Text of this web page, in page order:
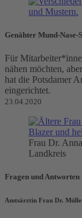
Genähter Mund-Nase-
Für
nähen möchten,
hat die Potsdamer
eingerichtet.
23.04.2020
Frau Dr.
Landkreis
Fragen und
Amtsärztin Frau Dr.